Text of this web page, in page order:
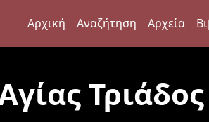
Αρχική Αναζήτηση Αρχεία